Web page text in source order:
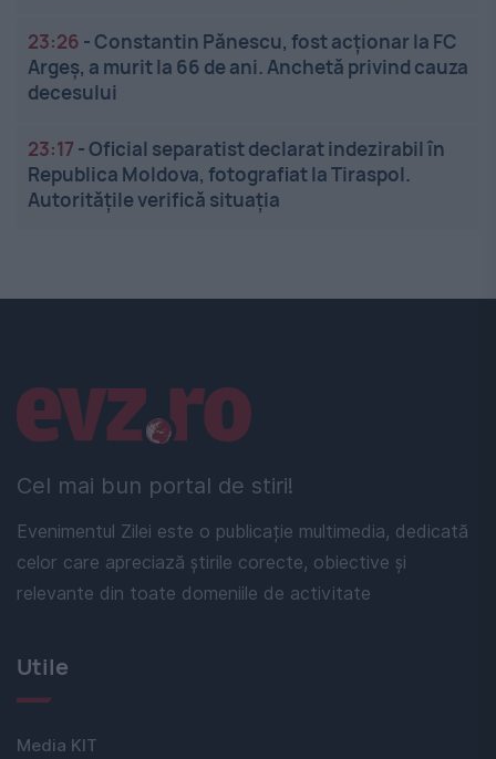
23:26 -Constantin Pănescu, fost acționar la FC
Argeș, a murit la 66 de ani. Anchetă privind cauza
decesului
23:17 -Oficial separatist declarat indezirabil în
Republica Moldova, fotografiat la Tiraspol.
Autoritățile verifică situația
Cel mai bun portal de stiri!
Evenimentul Zilei este o publicație multimedia, dedicată
celor care apreciază știrile corecte, obiective și
relevante din toate domeniile de activitate
Linkuri utile
Utile
Media KIT